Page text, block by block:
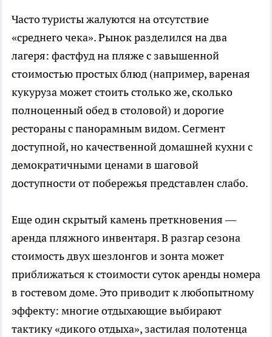
Часто туристы жалуются на отсутствие
«среднего чека». Рынок разделился на два
лагеря: фастфуд на пляже с завышенной
стоимостью простых блюд (например, вареная
кукуруза может стоить столько же, сколько
полноценный обед в столовой) и дорогие
рестораны с панорамным видом. Сегмент
доступной, но качественной домашней кухни с
демократичными ценами в шаговой
доступности от побережья представлен слабо.
Еще один скрытый камень преткновения —
аренда пляжного инвентаря. В разгар сезона
стоимость двух шезлонгов и зонта может
приближаться к стоимости суток аренды номера
в гостевом доме. Это приводит к любопытному
эффекту: многие отдыхающие выбирают
тактику «дикого отдыха», застилая полотенца